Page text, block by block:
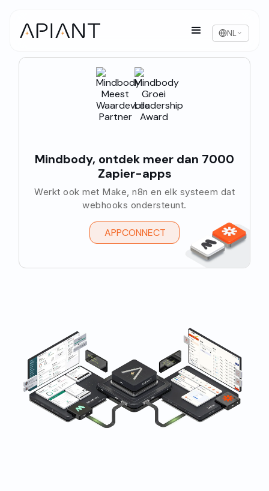
NL
Mindbody, ontdek meer dan 7000
Zapier-apps
Werkt ook met Make, n8n en elk systeem dat
webhooks ondersteunt.
APPCONNECT